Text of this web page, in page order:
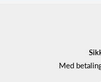
Med